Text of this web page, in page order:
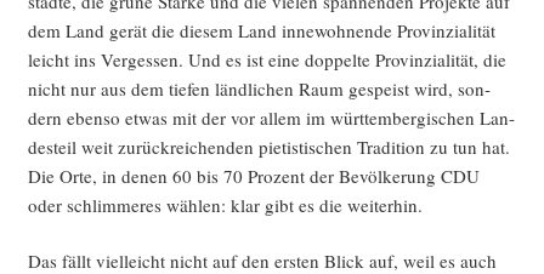
dem Land gerät die die­sem Land inne­woh­nen­de Pro­vin­zia­li­tät
leicht ins Ver­ges­sen. Und es ist eine dop­pel­te Pro­vin­zia­li­tät, die
nicht nur aus dem tie­fen länd­li­chen Raum gespeist wird, son­
dern eben­so etwas mit der vor allem im würt­tem­ber­gi­schen Lan­
des­teil weit zurück­rei­chen­den pie­tis­ti­schen Tra­di­ti­on zu tun hat.
Die Orte, in denen 60 bis 70 Pro­zent der Bevöl­ke­rung CDU
oder schlim­me­res wäh­len: klar gibt es die weiterhin.
Das fällt viel­leicht nicht auf den ers­ten Blick auf, weil es auch